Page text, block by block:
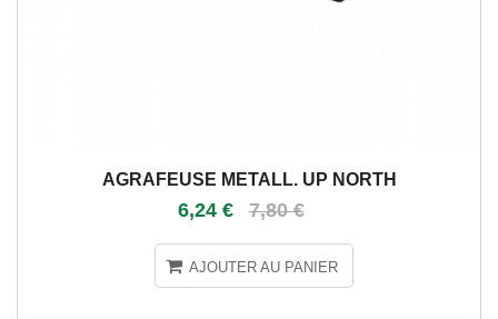
AGRAFEUSE METALL. UP NORTH
6,24 € 7,80 €
AJOUTER AU PANIER